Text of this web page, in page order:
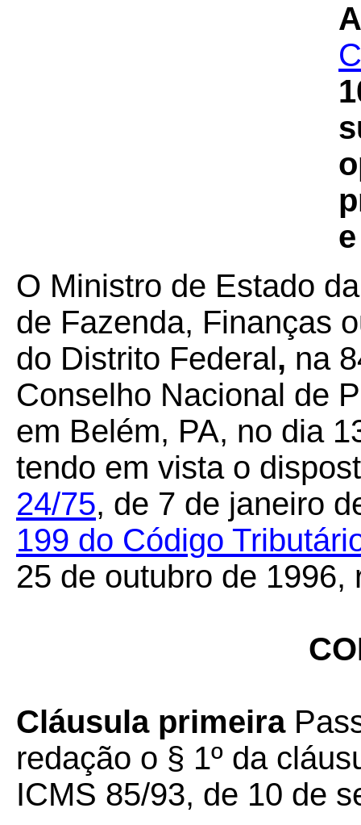
O Ministro de Estado
de Fazenda, Finanças
do Distrito Federal, na
Conselho Nacional de
em Belém, PA, no dia
tendo em vista o
24/75, de 7 de janeiro
199 do Código
25 de outubro de
Cláusula primeira
redação o § 1º da
ICMS 85/93, de 10 de